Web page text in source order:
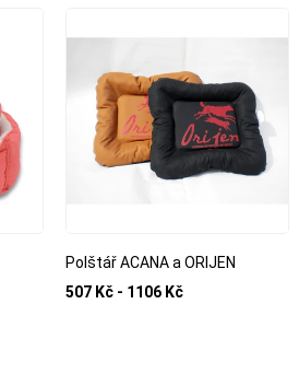
Polštář ACANA a ORIJEN
507 Kč - 1106 Kč